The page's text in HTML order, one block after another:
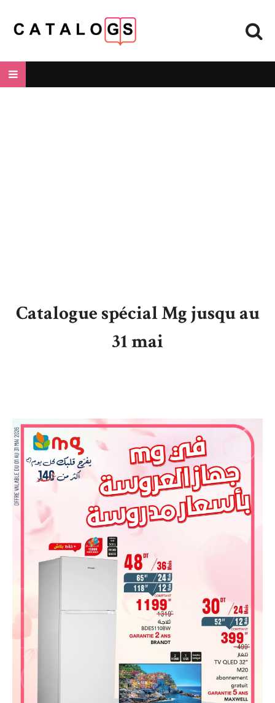
Catalogue spécial Mg jusqu au
31 mai